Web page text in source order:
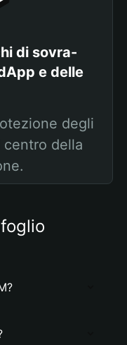
di sovra-
e delle
degli
della